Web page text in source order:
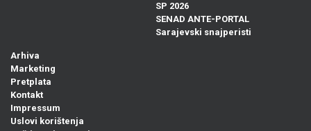
SP 2026
SENAD ANTE-PORTAL
Sarajevski snajperisti
Arhiva
Marketing
Pretplata
Kontakt
Impressum
Uslovi korištenja